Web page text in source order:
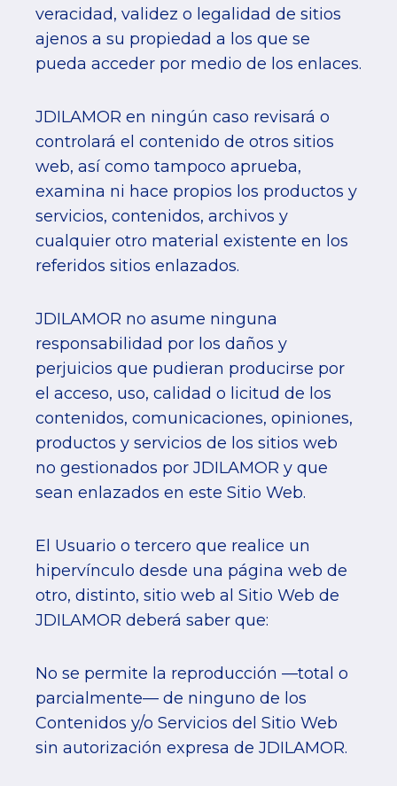
veracidad, validez o legalidad de sitios
ajenos a su propiedad a los que se
pueda acceder por medio de los enlaces.
JDILAMOR en ningún caso revisará o
controlará el contenido de otros sitios
web, así como tampoco aprueba,
examina ni hace propios los productos y
servicios, contenidos, archivos y
cualquier otro material existente en los
referidos sitios enlazados.
JDILAMOR no asume ninguna
responsabilidad por los daños y
perjuicios que pudieran producirse por
el acceso, uso, calidad o licitud de los
contenidos, comunicaciones, opiniones,
productos y servicios de los sitios web
no gestionados por JDILAMOR y que
sean enlazados en este Sitio Web.
El Usuario o tercero que realice un
hipervínculo desde una página web de
otro, distinto, sitio web al Sitio Web de
JDILAMOR deberá saber que:
No se permite la reproducción —total o
parcialmente— de ninguno de los
Contenidos y/o Servicios del Sitio Web
sin autorización expresa de JDILAMOR.